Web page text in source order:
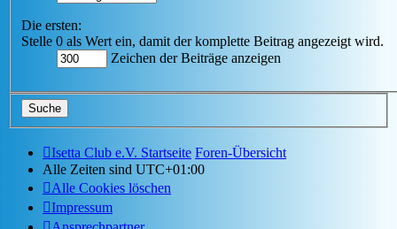
Die ersten:
Stelle 0 als Wert ein, damit der komplette Beitrag angezeigt wird.
Zeichen der Beiträge anzeigen
Isetta Club e.V. Startseite Foren-Übersicht
Alle Zeiten sind UTC+01:00
Alle Cookies löschen
Impressum